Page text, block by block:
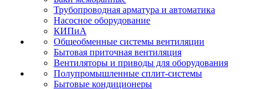
Трубопроводная арматура и автоматика
Насосное оборудование
КИПиА
Общеобменные системы вентиляции
Бытовая приточная вентиляция
Вентиляторы и приводы для оборудования
Полупромышленные сплит-системы
Бытовые кондиционеры